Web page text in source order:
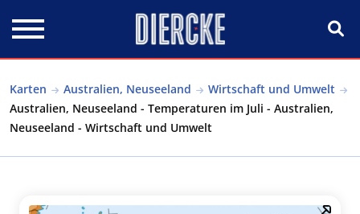
Karten Australien, Neuseeland
Wirtschaft und Umwelt
Australien, Neuseeland - Temperaturen im Juli - Australien,
Neuseeland - Wirtschaft und Umwelt